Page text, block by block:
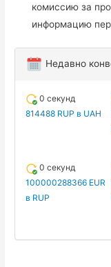
комиссию за
информацию
Недавно
0 секунд
814488 RUP в UAH
0 секунд
100000288366 EUR
в RUP